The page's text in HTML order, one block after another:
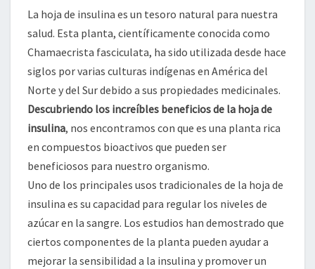
La hoja de insulina es un tesoro natural para nuestra
salud. Esta planta, científicamente conocida como
Chamaecrista fasciculata, ha sido utilizada desde hace
siglos por varias culturas indígenas en América del
Norte y del Sur debido a sus propiedades medicinales.
Descubriendo los increíbles beneficios de la hoja de
insulina, nos encontramos con que es una planta rica
en compuestos bioactivos que pueden ser
beneficiosos para nuestro organismo.
Uno de los principales usos tradicionales de la hoja de
insulina es su capacidad para regular los niveles de
azúcar en la sangre. Los estudios han demostrado que
ciertos componentes de la planta pueden ayudar a
mejorar la sensibilidad a la insulina y promover un